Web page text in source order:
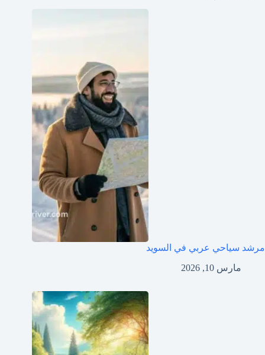
مرشد سياحي عربي في السويد
مارس 10, 2026